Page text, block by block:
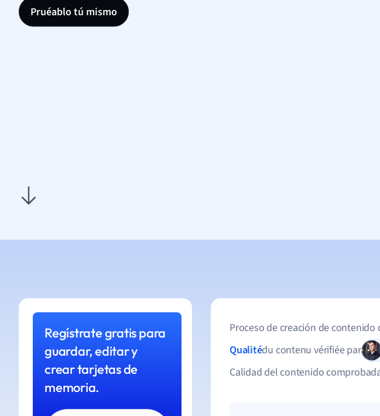
Pruéablo tú mismo
Regístrate gratis para
guardar, editar y
crear tarjetas de
memoria.
Proceso de creación de contenido
Qualitédu contenu vérifiée par
Calidad del contenido